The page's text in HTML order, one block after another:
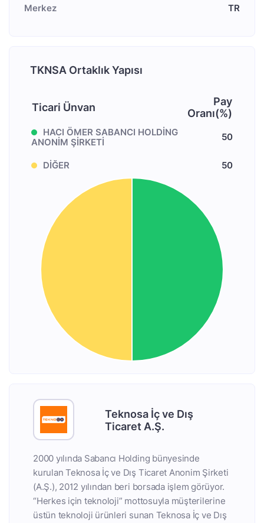
Merkez TR
TKNSA Ortaklık Yapısı
Ticari Ünvan
Pay
Oranı(%)
HACI ÖMER SABANCI HOLDİNG
ANONİM ŞİRKETİ
50
DİĞER 50
Teknosa İç ve Dış
Ticaret A.Ş.
2000 yılında Sabancı Holding bünyesinde
kurulan Teknosa İç ve Dış Ticaret Anonim Şirketi
(A.Ş.), 2012 yılından beri borsada işlem görüyor.
“Herkes için teknoloji” mottosuyla müşterilerine
üstün teknoloji ürünleri sunan Teknosa İç ve Dış